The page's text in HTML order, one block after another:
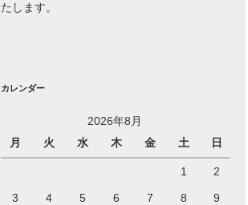
たします。
カレンダー
2026年8月
月
火 水 木 金 土 日
1 2
3 4 5 6 7 8 9